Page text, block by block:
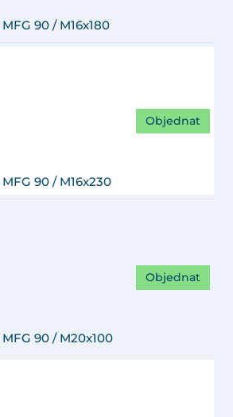
MFG 90 / M16x180
MFG 90 / M16x230
Objednat
MFG 90 / M20x100
Objednat